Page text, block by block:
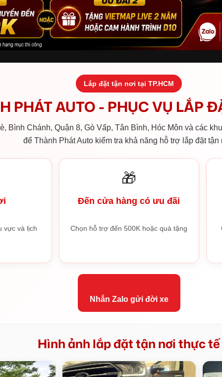
Lắp đặt tận nơi tại TP.HCM
PHÁT AUTO - PHỤC VỤ LẮP
Bình Chánh, Quận 8, Gò Vấp, Tân Bình, Hóc Môn và các
để Thành Phát Auto kiểm tra khả năng hỗ trợ lắp đặt tận
vực và lịch
🎁
Đến cửa hàng có ưu đãi
Chọn hỗ trợ đến 500K hoặc quà tặng
Nhắn Zalo gửi đời xe
Hình ảnh lắp đặt tận nơi thực tế